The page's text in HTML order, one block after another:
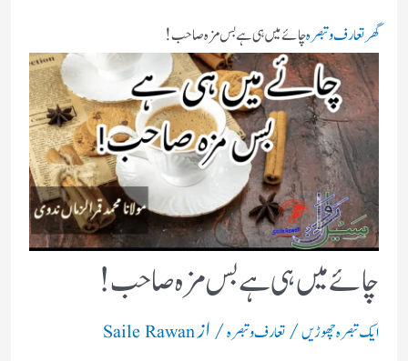
گھرتعارف و تبصرہچائے میں ہی ہے بس مزہ صاحب !
چائے میں ہی ہے بس مزہ صاحب !
ایک تبصرہ چھوڑیں/تعارف و تبصرہ/ ازSaile Rawan